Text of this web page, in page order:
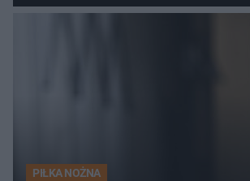
PIŁKA NOŻNA